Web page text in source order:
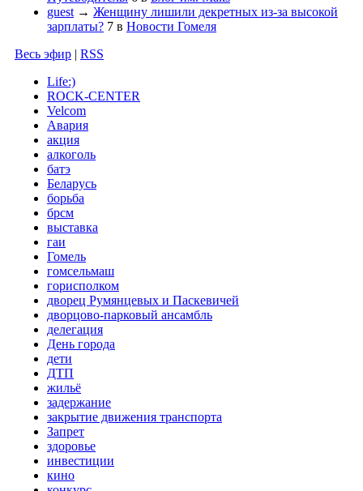
guest → Женщину лишили декретных из-за высокой
зарплаты? 7 в Новости Гомеля
Весь эфир | RSS
Life:)
ROCK-CENTER
Velcom
Авария
акция
алкоголь
батэ
Беларусь
борьба
брсм
выставка
гаи
Гомель
гомсельмаш
горисполком
дворец Румянцевых и Паскевичей
дворцово-парковый ансамбль
делегация
День города
дети
ДТП
жильё
задержание
закрытие движения транспорта
Запрет
здоровье
инвестиции
кино